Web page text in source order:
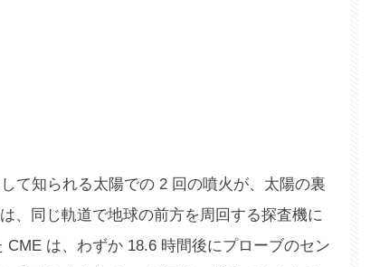
て知られる太陽での 2 回の噴火が、太陽の裏
、同じ軌道で地球の前方を周回する探査機に
は、わずか 18.6 時間後にプローブのセン